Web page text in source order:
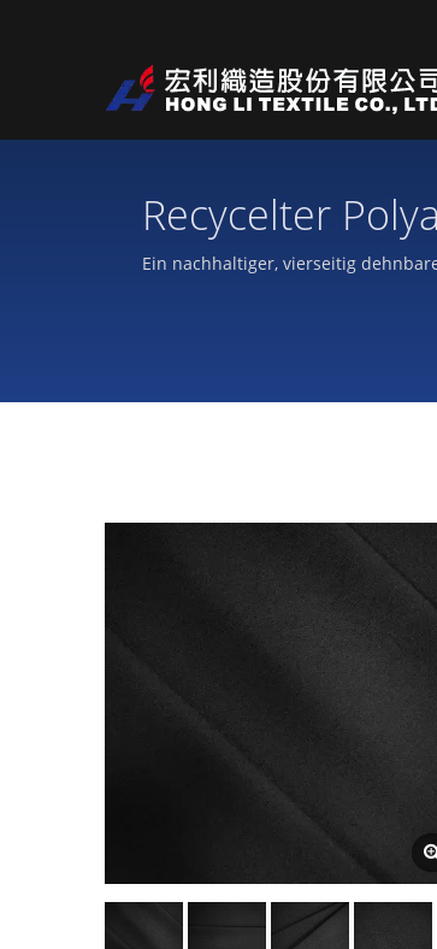
Recycelter
Ein nachhaltiger, vierseitig
außergewöhnliche